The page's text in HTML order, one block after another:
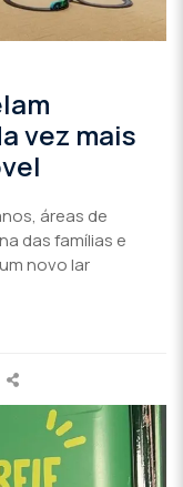
vez mais
áreas de
das famílias e
novo lar